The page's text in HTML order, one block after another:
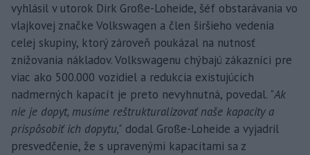
vyhlásil v utorok Dirk Große-Loheide, šéf obstarávania vo
vlajkovej značke Volkswagen a člen širšieho vedenia
celej skupiny, ktorý zároveň poukázal na nutnosť
znižovania nákladov. Volkswagenu chýbajú zákazníci pre
viac ako 500.000 vozidiel a redukcia existujúcich
nadmerných kapacít je preto nevyhnutná, povedal. "Ak
nie je dopyt, musíme reštrukturalizovať naše kapacity a
prispôsobiť ich dopytu," dodal Große-Loheide a vyjadril
presvedčenie, že s upravenými kapacitami sa z